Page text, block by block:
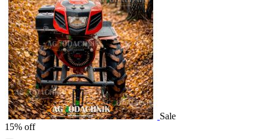
Sale
15% off